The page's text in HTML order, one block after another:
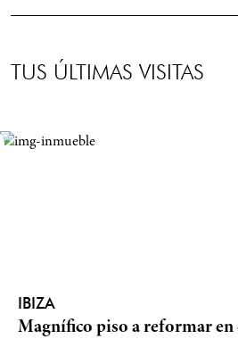
TUS ÚLTIMAS VISITAS
IBIZA
Magnífico piso a reformar